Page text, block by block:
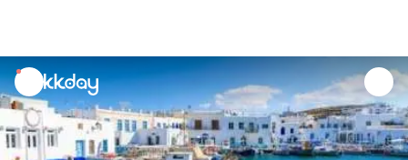
unread
notifications